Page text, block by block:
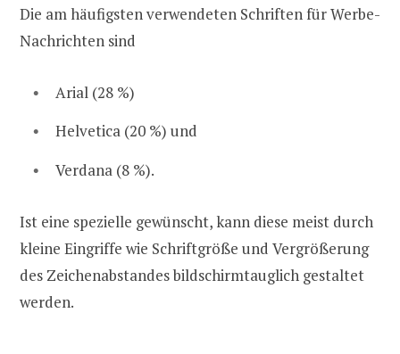
Die am häufigsten verwendeten Schriften für Werbe-
Nachrichten sind
Arial (28 %)
Helvetica (20 %) und
Verdana (8 %).
Ist eine spezielle gewünscht, kann diese meist durch
kleine Eingriffe wie Schriftgröße und Vergrößerung
des Zeichenabstandes bildschirmtauglich gestaltet
werden.